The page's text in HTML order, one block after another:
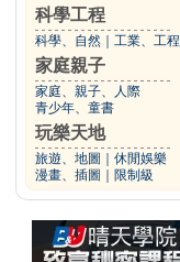
科學工程
科學、自然 工業、工程
家庭親子
家庭、親子、人際
青少年、童書
玩樂天地
旅遊、地圖
休閒娛樂
漫畫、插圖
限制級